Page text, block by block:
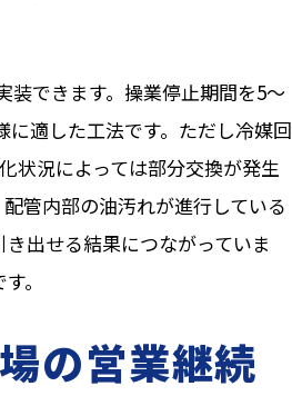
装できます。操業停止期間を5〜
適した工法です。ただし冷媒回
状況によっては部分交換が発生
管内部の油汚れが進行している
出せる結果につながっていま
。
の営業継続